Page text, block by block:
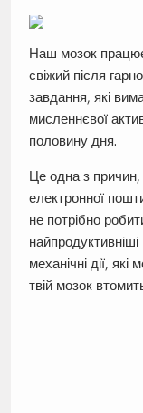
Наш мозок
свіжий після
завдання, які
мисленнєвої
половину дня.
Це одна з причин,
електронної
не потрібно
механічні дії,
твій мозок